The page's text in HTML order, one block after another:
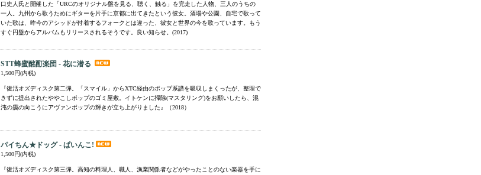
口史人氏と開催した「URCのオリジナル盤を見る、聴く、触る」を完走した人物、三人のうちの
一人。九州から歌うためにギターを片手に京都に出てきたという彼女。酒場や公園、自宅で歌って
いた歌は、昨今のアシッドが付着するフォークとは違った、彼女と世界の今を歌っています。もう
すぐ円盤からアルバムもリリースされるそうです。良い知らせ。(2017)
STT蜂蜜酩酊楽団 - 花に潜る
1,500円(内税)
『復活オズディスク第二弾。「スマイル」からXTC経由のポップ系譜を吸収しまくったが、整理で
きずに提出されたややこしポップのゴミ屋敷。イトケンに掃除(マスタリング)をお願いしたら、混
沌の靄の向こうにアヴァンポップの輝きが立ち上がりました』（2018）
パイちん★ドッグ - ぱいんこ!
1,500円(内税)
『復活オズディスク第三弾。高知の料理人、職人、漁業関係者などがやったことのない楽器を手に